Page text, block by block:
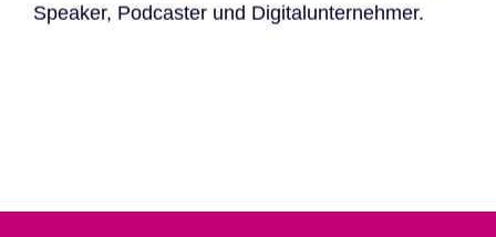
Speaker, Podcaster und Digitalunternehmer.